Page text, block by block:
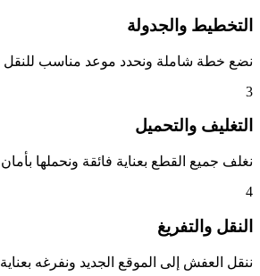
التخطيط والجدولة
نضع خطة شاملة ونحدد موعد مناسب للنقل
3
التغليف والتحميل
نغلف جميع القطع بعناية فائقة ونحملها بأمان
4
النقل والتفريغ
ننقل العفش إلى الموقع الجديد ونفرغه بعناية